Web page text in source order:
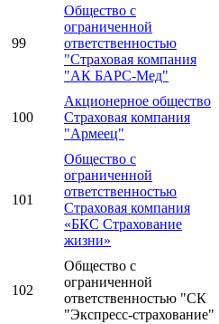
99
Общество с
ограниченной
ответственностью
"Страховая компания
"АК БАРС-Мед"
100
Акционерное общество
Страховая компания
"Армеец"
101
Общество с
ограниченной
ответственностью
Страховая компания
«БКС Страхование
жизни»
102
Общество с
ограниченной
ответственностью "СК
"Экспресс-страхование"